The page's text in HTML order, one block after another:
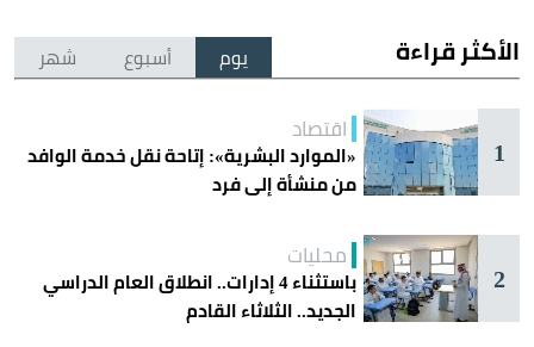
الأكثر قراءة يوم أسبوع شهر
1
اقتصاد
«الموارد البشرية»: إتاحة نقل خدمة الوافد
من منشأة إلى فرد
2
محليات
باستثناء 4 إدارات.. انطلاق العام الدراسي
الجديد.. الثلاثاء القادم